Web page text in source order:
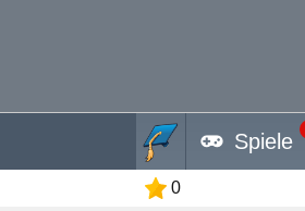
Spiele
0